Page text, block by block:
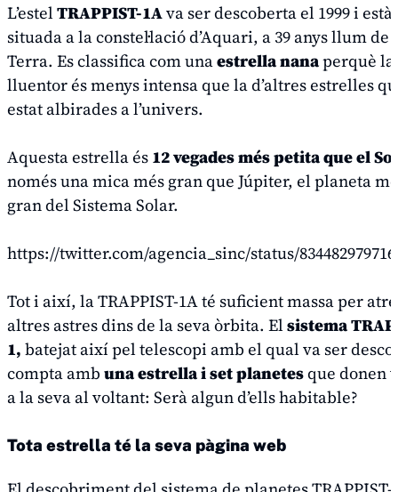
L’estelTRAPPIST-1Ava ser descoberta el 1999 i està
situada a la constel·lació d’Aquari, a 39 anys llum de
Terra. Es classifica com unaestrella nanaperquè la
lluentor és menys intensa que la d’altres estrelles
estat albirades a l’univers.
Aquesta estrella és 12 vegades més petita que el Sol
només una mica més gran que Júpiter, el planeta
gran del Sistema Solar.
https://twitter.com/agencia_sinc/status/
Tot i així, la TRAPPIST-1A té suficient massa per
altres astres dins de la seva òrbita. Elsistema
1, batejat així pel telescopi amb el qual va ser
compta amb una estrella i set planetesque donen
a la seva al voltant: Serà algun d’ells habitable?
Tota estrella té la seva pàgina web